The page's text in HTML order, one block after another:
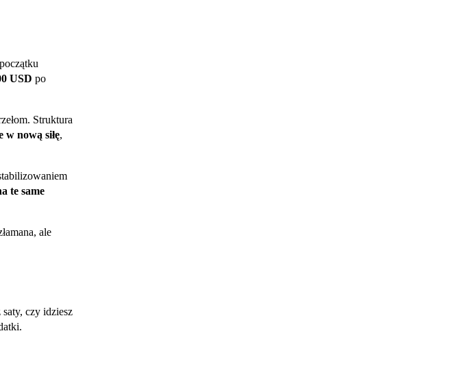
USD po
Struktura
w nową siłę,
te same
ale
czy idziesz